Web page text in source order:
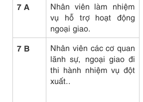
7 A
Nhân viên làm nhiệm
vụ hỗ trợ hoạt động
ngoại giao.
7 B
Nhân viên các cơ quan
lãnh sự, ngoại giao đi
thi hành nhiệm vụ đột
xuất..